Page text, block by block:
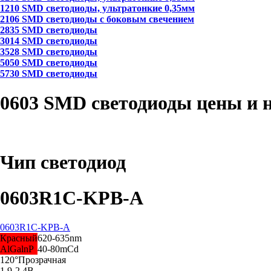
1210 SMD светодиоды, ультратонкие 0,35мм
2106 SMD светодиоды с боковым свечением
2835 SMD светодиоды
3014 SMD светодиоды
3528 SMD светодиоды
5050 SMD светодиоды
5730 SMD светодиоды
0603 SMD светодиоды цены и
Чип светодиод
0603R1C-KPB-A
0603R1C-KPB-A
Красный
AlGalnP
620-635nm
40-80mCd
120°Прозрачная